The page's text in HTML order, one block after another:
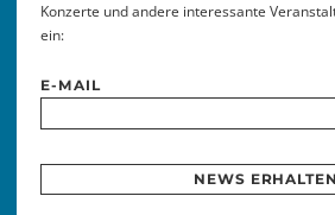
Konzerte und andere interessante
ein:
E-MAIL
NEWS ERHALTEN